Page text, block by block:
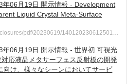
年06月19日 開示情報 - Development
Liquid Crystal Meta-Surface
pdf/20230619/140120230612501…
年06月19日 開示情報 - 世界初 可視光
応液晶メタサーフェス反射板の開発
向け、様々なシーンにおいてサービ